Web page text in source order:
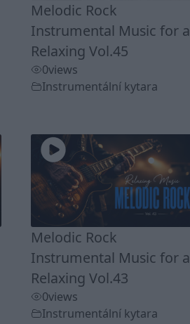
Melodic Rock
Instrumental Music for a
Relaxing Vol.45
0views
Instrumentální kytara
Melodic Rock
Instrumental Music for a
Relaxing Vol.43
0views
Instrumentální kytara